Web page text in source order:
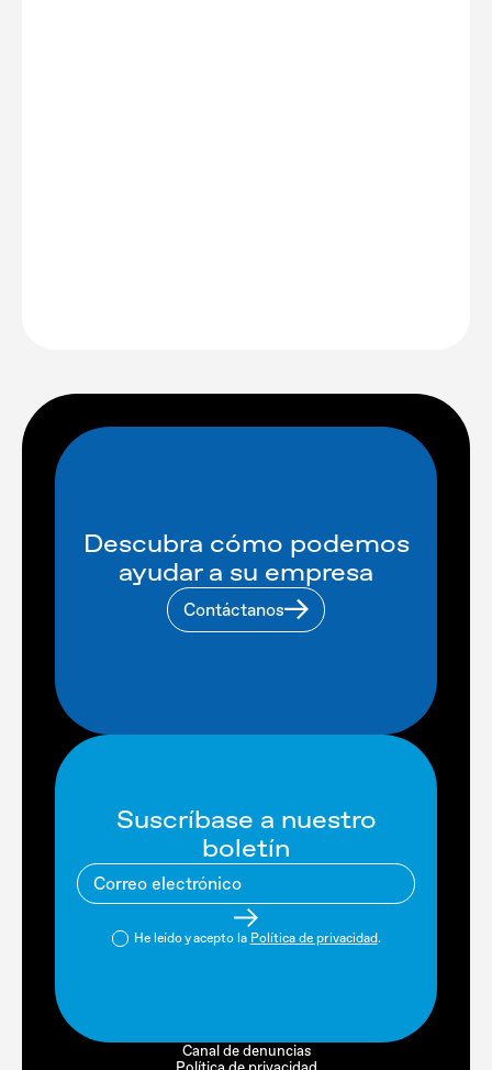
Descubra cómo podemos
ayudar a su empresa
Contáctanos
Suscríbase a nuestro
boletín
He leído y acepto la Política de privacidad.
Canal de denuncias